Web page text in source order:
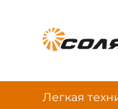
Легкая